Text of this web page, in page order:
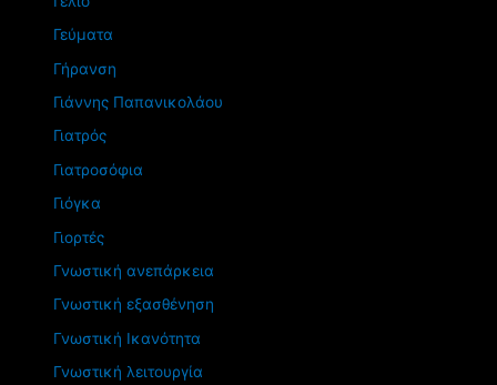
Γεύματα
Γήρανση
Γιάννης Παπανικολάου
Γιατρός
Γιατροσόφια
Γιόγκα
Γιορτές
Γνωστική ανεπάρκεια
Γνωστική εξασθένηση
Γνωστική Ικανότητα
Γνωστική λειτουργία